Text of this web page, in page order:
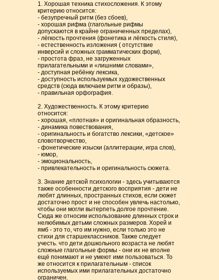
1. Хорошая техника стихосложения. К этому
критерию относится:
- безупречный ритм (без сбоев),
- хорошая рифма (глагольные рифмы
допускаются в крайне ограниченных пределах),
- лёгкость прочтения (фонетика и лёгкость стиля),
- естественность изложения ( отсутствие
инверсий и сложных грамматических форм),
- простота фраз, не загруженных
прилагательными и «лишними словами»,
- доступная ребёнку лексика,
- доступность используемых художественных
средств (сюда включаем ритм и образы),
- правильная орфография.
2. Художественность. К этому критерию
относится:
- хорошая, «плотная» и оригинальная образность,
- динамика повествования,
- оригинальность и богатство лексики, «детское»
словотворчество,
- фонетические изыски (аллитерации, игра слов),
- юмор,
- эмоциональность,
- привлекательность и оригинальность сюжета.
3. Знание детской психологии - здесь учитываются
также особенности детского восприятия - дети не
любят длинных, пространных стихов, если сюжет
достаточно прост и не способен увлечь настолько,
чтобы они могли вытерпеть долгое прочтение.
Сюда же относим использование длинных строк и
нелюбимых детьми сложных размеров. Хорей и
ямб - это то, что им нужно, если только это не
стихи для старшеклассников. Также следует
учесть. что дети дошкольного возраста не любят
сложные глагольные формы - они их не вполне
ещё понимают и не умеют ими пользоваться. То
же относится к прилагательным - список
используемых ими прилагательных достаточно
ограничен.